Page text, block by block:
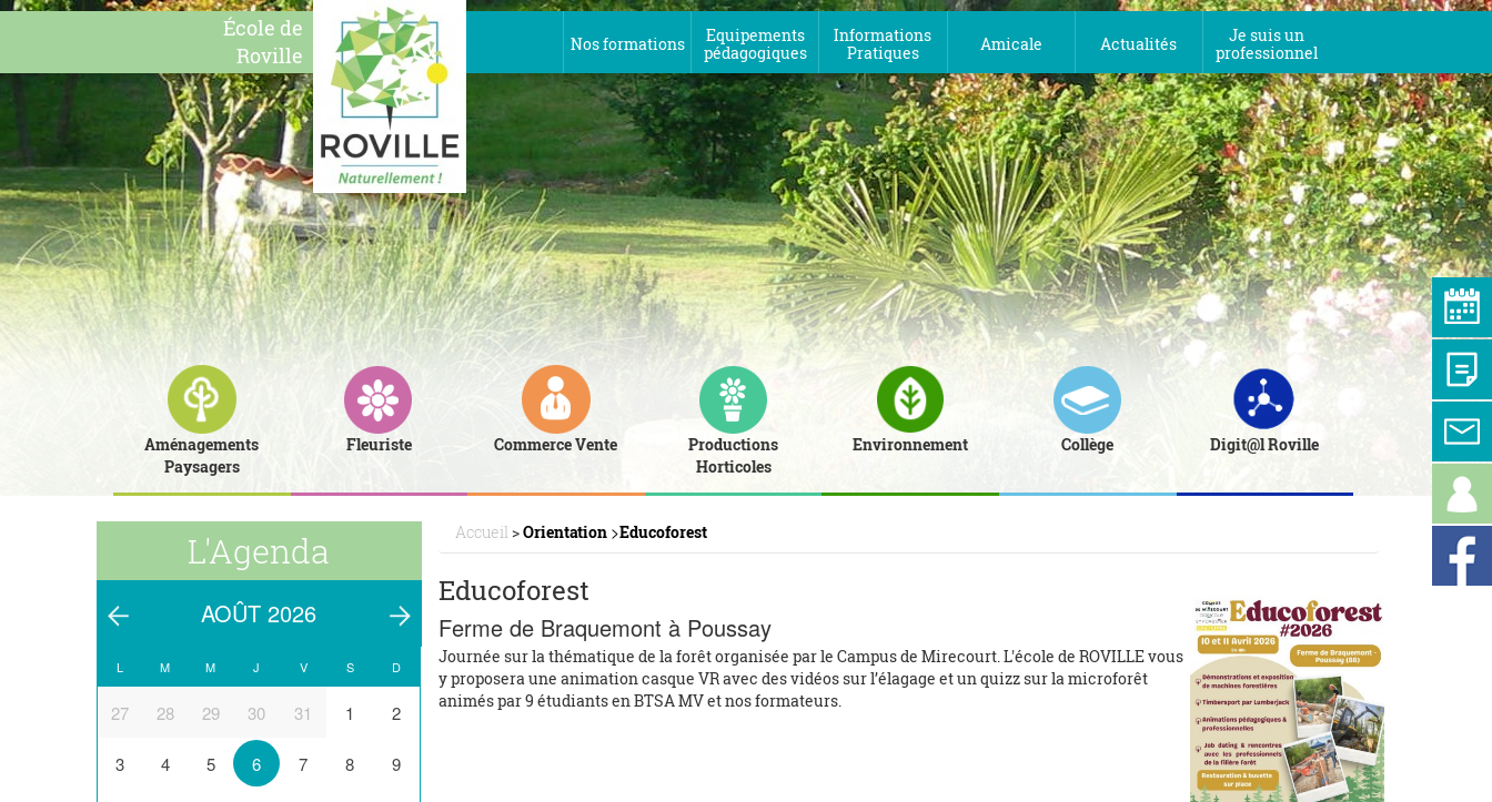
École de
Roville
Nos formations
Equipements
pédagogiques
Informations
Pratiques
Amicale Actualités
Je suis un
professionnel
Aménagements
Paysagers
Fleuriste Commerce Vente
Productions
Horticoles
Environnement Collège Digit@l Roville
L'Agenda
AOÛT 2026
L M M J V S D
27 28 29 30 31 1 2
3 4 5 6 7 8 9
Accueil>Orientation >Educoforest
Educoforest
Ferme de Braquemont à Poussay
Journée sur la thématique de la forêt organisée par le Campus de Mirecourt. L'école de ROVILLE vous
y proposera une animation casque VR avec des vidéos sur l’élagage et un quizz sur la microforêt
animés par 9 étudiants en BTSA MV et nos formateurs.